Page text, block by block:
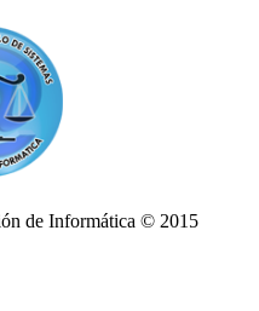
de Informática © 2015